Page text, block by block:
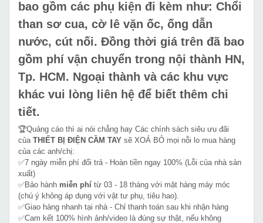
bao gồm các phụ kiện đi kèm như: Chổi
than sơ cua, cờ lê vặn ốc, ống dẫn
nước, cút nối. Đồng thời giá trên đã bao
gồm phí vận chuyển trong nội thành HN,
Tp. HCM. Ngoại thành và các khu vực
khác vui lòng liên hệ để biết thêm chi
tiết.
🏆Quảng cáo thì ai nói chẳng hay Các chính sách siêu ưu đãi
của THIẾT BỊ ĐIỆN CẦM TAY sẽ XOÁ BỎ mọi nỗi lo mua hàng
của các anh/chị:
✅7 ngày miễn phí đổi trả - Hoàn tiền ngay 100% (Lỗi của nhà sản
xuất)
✅Bảo hành miễn phí từ 03 - 18 tháng với mặt hàng máy móc
(chú ý không áp dụng với vật tư phụ, tiêu hao).
✅Giao hàng nhanh tại nhà - Chỉ thanh toán sau khi nhận hàng
✅Cam kết 100% hình ảnh/video là đúng sự thật, nếu không